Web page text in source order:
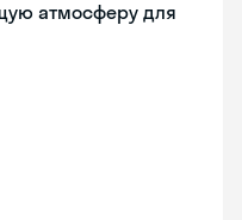
атмосферу для